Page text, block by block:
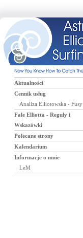
Aktualności
Cennik usług
Analiza Elliotowska - Fusy
Fale Elliotta - Reguły i
Wskazówki
Polecane strony
Kalendarium
Informacje o mnie
LeM